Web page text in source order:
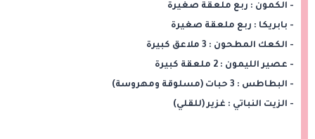
- الكمون : ربع ملعقة صغيرة
- بابريكا : ربع ملعقة صغيرة
- الكعك المطحون : 3 ملاعق كبيرة
- عصير الليمون : 2 ملعقة كبيرة
- البطاطس : 3 حبات (مسلوقة ومهروسة)
- الزيت النباتي : غزير (للقلي)